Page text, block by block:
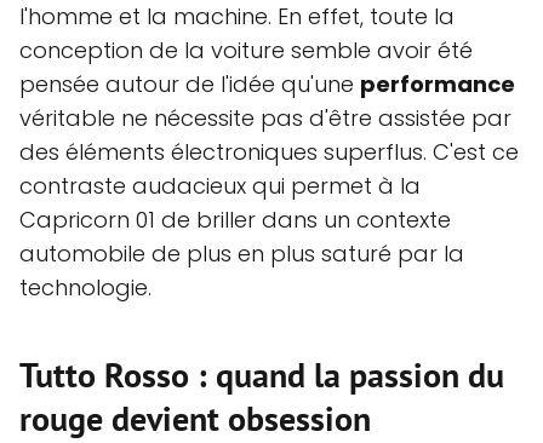
l'homme et la machine. En effet, toute la
conception de la voiture semble avoir été
pensée autour de l'idée qu'une performance
véritable ne nécessite pas d'être assistée par
des éléments électroniques superflus. C'est ce
contraste audacieux qui permet à la
Capricorn 01 de briller dans un contexte
automobile de plus en plus saturé par la
technologie.
Tutto Rosso : quand la passion du
rouge devient obsession